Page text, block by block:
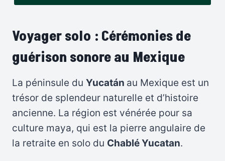
Voyager solo : Cérémonies de
guérison sonore au Mexique
La péninsule du Yucatán au Mexique est un
trésor de splendeur naturelle et d’histoire
ancienne. La région est vénérée pour sa
culture maya, qui est la pierre angulaire de
la retraite en solo du Chablé Yucatan.